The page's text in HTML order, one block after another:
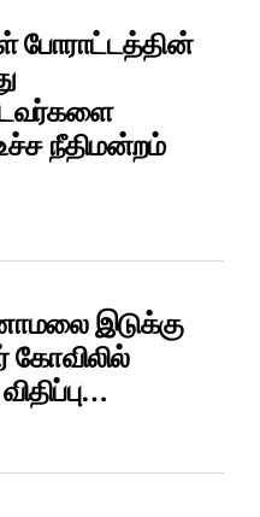
போராட்டத்தின்
நீதிமன்றம்
இடுக்கு
கோவிலில்